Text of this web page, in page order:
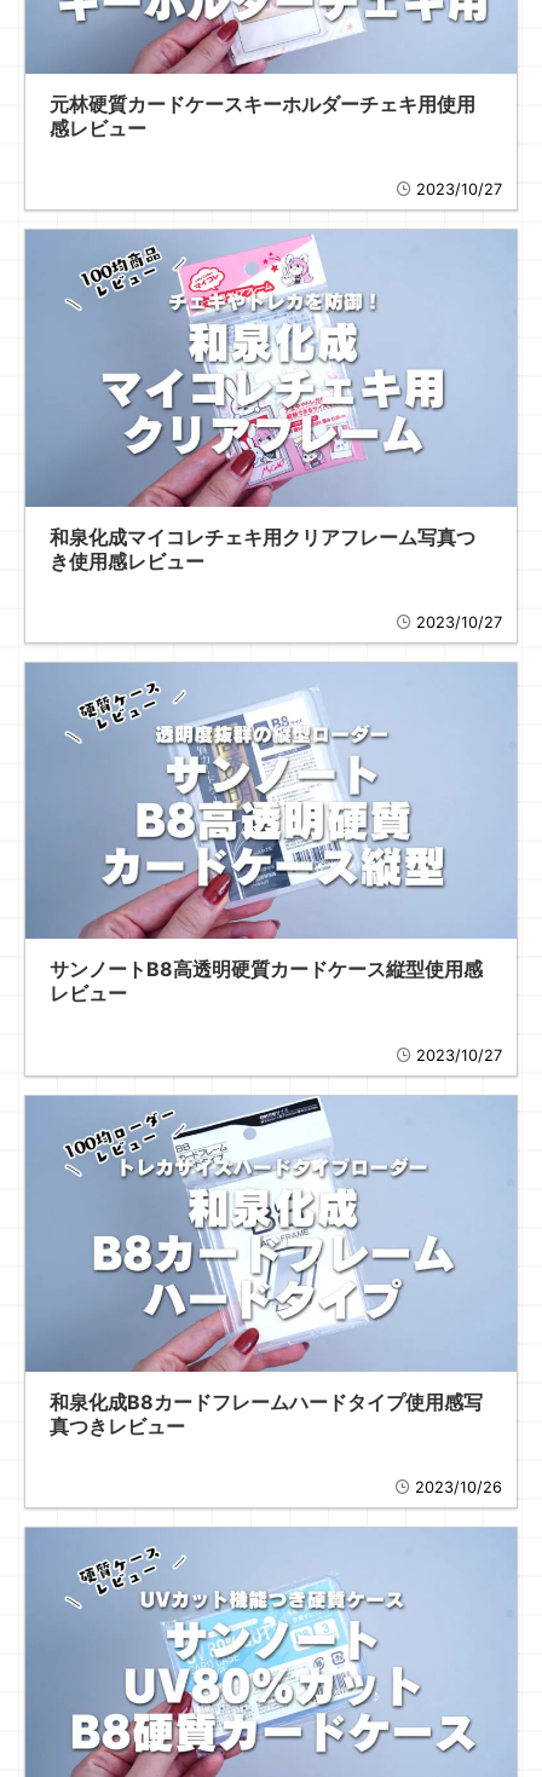
元林硬質カードケースキーホルダーチェキ用使用
感レビュー
2023/10/27
和泉化成マイコレチェキ用クリアフレーム写真つ
き使用感レビュー
2023/10/27
サンノートB8高透明硬質カードケース縦型使用感
レビュー
2023/10/27
和泉化成B8カードフレームハードタイプ使用感写
真つきレビュー
2023/10/26